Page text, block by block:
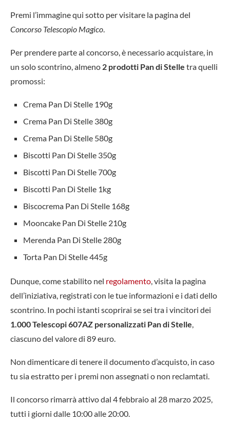
Premi l’immagine qui sotto per visitare la pagina del
Concorso Telescopio Magico.
Per prendere parte al concorso, è necessario acquistare, in
un solo scontrino, almeno 2 prodotti Pan di Stelle tra quelli
promossi:
Crema Pan Di Stelle 190g
Crema Pan Di Stelle 380g
Crema Pan Di Stelle 580g
Biscotti Pan Di Stelle 350g
Biscotti Pan Di Stelle 700g
Biscotti Pan Di Stelle 1kg
Biscocrema Pan Di Stelle 168g
Mooncake Pan Di Stelle 210g
Merenda Pan Di Stelle 280g
Torta Pan Di Stelle 445g
Dunque, come stabilito nel regolamento, visita la pagina
dell’iniziativa, registrati con le tue informazioni e i dati dello
scontrino. In pochi istanti scoprirai se sei tra i vincitori dei
1.000 Telescopi 607AZ personalizzati Pan di Stelle,
ciascuno del valore di 89 euro.
Non dimenticare di tenere il documento d’acquisto, in caso
tu sia estratto per i premi non assegnati o non reclamtati.
Il concorso rimarrà attivo dal 4 febbraio al 28 marzo 2025,
tutti i giorni dalle 10:00 alle 20:00.